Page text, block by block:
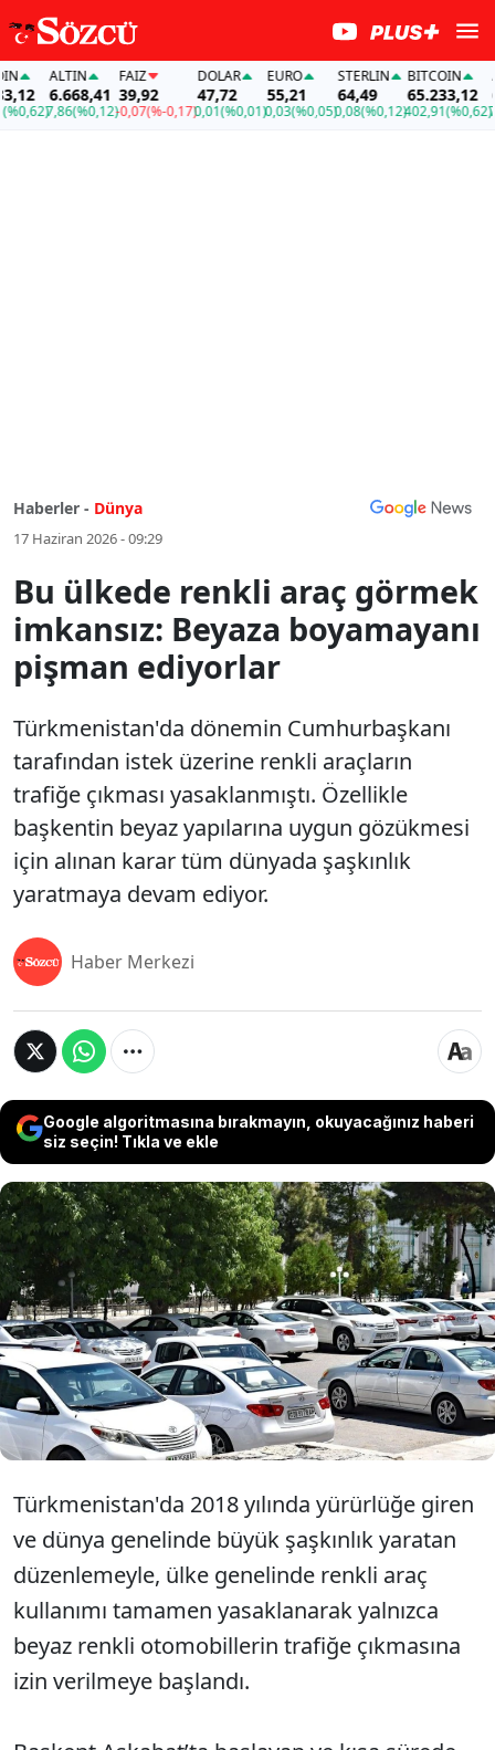
ALTIN
6.668,41
7,86(%0,12)
FAİZ
39,92
-0,07(%-0,17)
DOLAR
47,72
0,01(%0,01)
EURO
55,21
0,03(%0,05)
STERLIN
64,49
0,08(%0,12)
BITCOIN
65.233,12
402,91(%0,62)
Haberler - Dünya
17 Haziran 2026 - 09:29
Bu ülkede renkli araç görmek
imkansız: Beyaza boyamayanı
pişman ediyorlar
Türkmenistan'da dönemin Cumhurbaşkanı
tarafından istek üzerine renkli araçların
trafiğe çıkması yasaklanmıştı. Özellikle
başkentin beyaz yapılarına uygun gözükmesi
için alınan karar tüm dünyada şaşkınlık
yaratmaya devam ediyor.
Haber Merkezi
Google algoritmasına bırakmayın, okuyacağınız haberi
siz seçin! Tıkla ve ekle
Türkmenistan'da dönemin Cumhurbaşkanı
tarafından istek üzerine renkli araçların trafiğe
çıkması yasaklanmıştı. Özellikle başkentin
beyaz yapılarına uygun gözükmesi için alınan
karar tüm dünyada şaşkınlık yaratmaya devam
ediyor.
Türkmenistan'da 2018 yılında yürürlüğe giren
ve dünya genelinde büyük şaşkınlık yaratan
düzenlemeyle, ülke genelinde renkli araç
kullanımı tamamen yasaklanarak yalnızca
beyaz renkli otomobillerin trafiğe çıkmasına
izin verilmeye başlandı.